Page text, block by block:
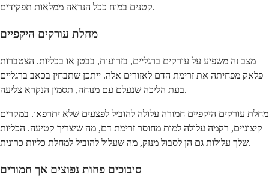
קטנים במוח ככל הנראה ממלאות תפקידים.
מחלת עורקים היקפיים
מצב זה משפיע על עורקים ברגליים, בזרועות, בבטן או בכליות. הצטברות
פלאק מפחיתה את זרימת הדם לאזורים אלה. ייתכן שתבחין בכאב ברגליים
בעת הליכה שנעלם עם מנוחה, תסמין הנקרא צליעה.
מחלת עורקים היקפיים חמורה עלולה להוביל לפצעים שלא יתרפאו. במקרים
קיצוניים, רקמה עלולה למות מחוסר זרימת דם, מה שיצריך קטיעה. הכליות
שלך עלולות גם הן לסבול מנזק, מה שעלול להוביל למחלת כליות כרונית.
סיבוכים פחות נפוצים אך חמורים